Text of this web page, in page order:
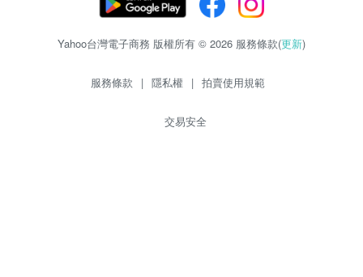
Yahoo台灣電子商務 版權所有 © 2026 服務條款(更新)
服務條款 | 隱私權 | 拍賣使用規範
交易安全